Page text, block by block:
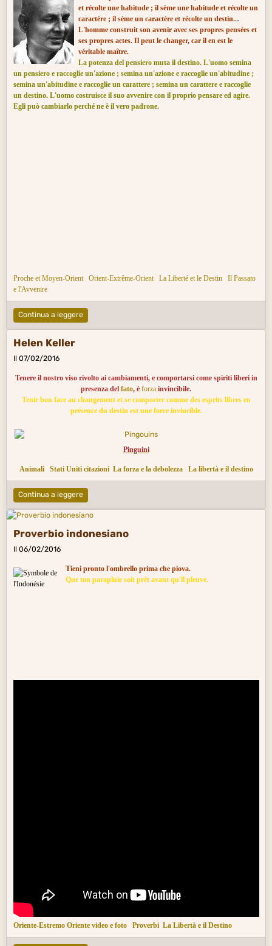
et récolte une habitude ; il sème une habitude et récolte un
caractère ; il sème un caractère et récolte un destin.
L'homme construit son avenir avec ses propres pensées et
ses propres actes. Il peut le changer, car il en est le
véritable maître.
La potenza del pensiero muta il destino. L'uomo semina
un pensiero e raccoglie un'azione ; semina un'azione e raccoglie un'abitudine ;
semina un'abitudine e raccoglie un carattere ; semina un carattere e raccoglie
un destino. L'uomo costruisce il suo avvenireconil proprio pensare ed agire.
Egli può cambiarlo perché ne è il vero padrone.
Proche et Moyen-Orient Orient-Extrême-Orient La Liberté et le Destin
Il Passato
e l'Avvenire
Continua a leggere
Helen Keller
Il 07/02/2016
Tenere il nostro viso rivolto ai cambiamenti, e comportarsi come spiriti liberi in
presenza del fato, è forza invincibile.
Tenir bon face au changement et se comporter comme des esprits libres en
présence du destin est une force invincible.
Pinguini
Animali Stati Uniti citazioni La forza e la debolezza La libertà e il destino
Continua a leggere
Proverbio indonesiano
Il 06/02/2016
Tieni pronto l'ombrello prima che piova.
Que ton parapluie soit prêt avant qu'il pleuve.
Oriente-Estremo Oriente video e foto Proverbi La Libertà e il Destino